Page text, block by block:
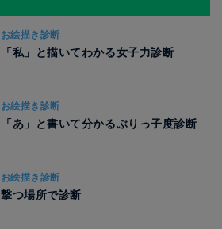
お絵描き診断
「私」と描いてわかる女子力診断
お絵描き診断
「あ」と書いて分かるぶりっ子度診断
お絵描き診断
撃つ場所で診断